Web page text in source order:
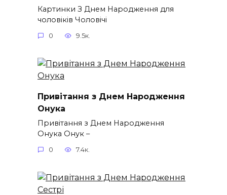
Картинки З Днем Народження для
чоловіків​ Чоловічі
0 9.5к.
Привітання з Днем Народження
Онука
Привітання з Днем Народження
Онука Онук –
0 7.4к.